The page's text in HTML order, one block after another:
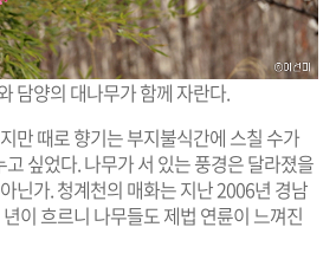
담양의 대나무가 함께 자란다.
만 때로 향기는 부지불식간에 스칠 수가
싶었다. 나무가 서 있는 풍경은 달라졌을
닌가. 청계천의 매화는 지난 2006년 경남
이 흐르니 나무들도 제법 연륜이 느껴진